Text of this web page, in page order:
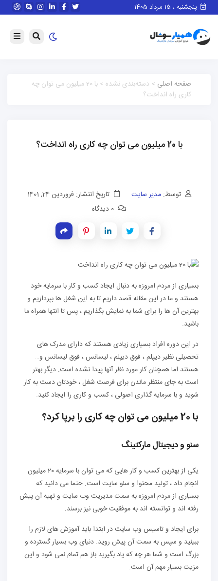
پنجشنبه ، 15 مرداد 1405
صفحه اصلی
> دسته‌بندی نشده > با 20 میلیون می توان چه
کاری راه انداخت؟
با 20 میلیون می توان چه کاری راه انداخت؟
توسط:مدیر سایت
تاریخ انتشار: فروردین 24, 1401
بسیاری از مردم امروزه به دنبال ایجاد کسب و کار با سرمایه خود
هستند و ما در این مقاله قصد داریم تا به این شغل ها بپردازیم و
بهترین آن ها را برای شما به نمایش بگذاریم ، پس تا انتها همراه ما
باشید.
در این دوره افراد بسیاری زیادی هستند که دارای مدرک های
تحصیلی نظیر دیپلم ، فوق دیپلم ، لیسانس ، فوق لیسانس و…
هستند اما همچنان کار مورد نظر آنها پیدا نشده است. دیگر بهتر
است به جای منتظر ماندن برای فرصت شغل ، خودتان دست به کار
شوید و با سرمایه گذاری اصولی ، کسب و کاری را ایجاد کنید.
با 20 میلیون می توان چه کاری را برپا کرد؟
سئو و دیجیتال مارکتینگ
یکی از بهترین کسب و کار هایی که می توان با سرمایه 20 میلیون
انجام داد ، تولید محتوا و سئو سایت است. حتما می دانید که
بسیاری از مردم امروزه به سمت مدیریت وب سایت و تهیه آن پیش
رفته اند و توانسته اند به موفقیت خوبی نیز برسند.
برای ایجاد و تاسیس وب سایت در ابتدا باید آموزش های لازم را
ببینید و سپس به سمت آن پیش روید. دنیای وب بسیار گسترده و
بزرگ است و شما هر چه که یاد بگیرید باز هم تمام نمی شود و این
مزیت بسیار مهم آن است.